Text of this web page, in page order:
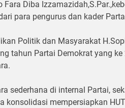
Fara Diba
para pengurus dan kader
Politik dan Masyarakat
tahun Partai Demokrat yang
sederhana di internal Partai,
konsolidasi mempersiapkan